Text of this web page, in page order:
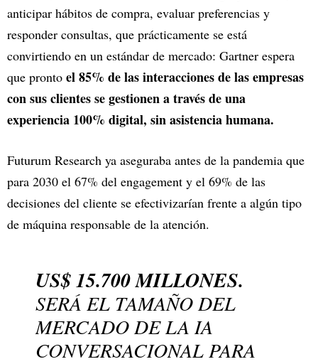
anticipar hábitos de compra, evaluar preferencias y
responder consultas, que prácticamente se está
convirtiendo en un estándar de mercado: Gartner espera
que pronto el 85% de las interacciones de las empresas
con sus clientes se gestionen a través de una
experiencia 100% digital, sin asistencia humana.
Futurum Research ya aseguraba antes de la pandemia que
para 2030 el 67% del engagement y el 69% de las
decisiones del cliente se efectivizarían frente a algún tipo
de máquina responsable de la atención.
US$ 15.700 MILLONES.
SERÁ EL TAMAÑO DEL
MERCADO DE LA IA
CONVERSACIONAL PARA